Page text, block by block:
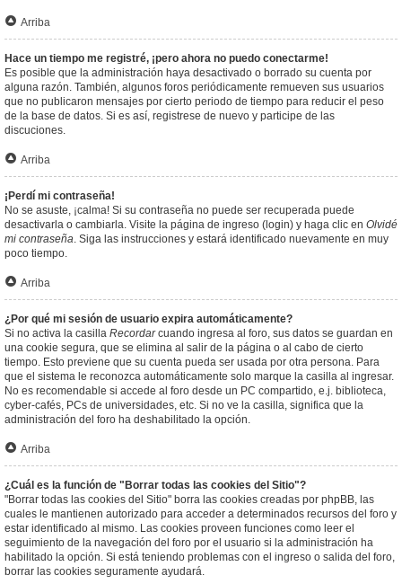
Arriba
Hace un tiempo me registré, ¡pero ahora no puedo conectarme!
Es posible que la administración haya desactivado o borrado su cuenta por
alguna razón. También, algunos foros periódicamente remueven sus usuarios
que no publicaron mensajes por cierto periodo de tiempo para reducir el peso
de la base de datos. Si es así, registrese de nuevo y participe de las
discuciones.
Arriba
¡Perdí mi contraseña!
No se asuste, ¡calma! Si su contraseña no puede ser recuperada puede
desactivarla o cambiarla. Visite la página de ingreso (login) y haga clic en Olvidé
mi contraseña. Siga las instrucciones y estará identificado nuevamente en muy
poco tiempo.
Arriba
¿Por qué mi sesión de usuario expira automáticamente?
Si no activa la casilla Recordarcuando ingresa al foro, sus datos se guardan en
una cookie segura, que se elimina al salir de la página o al cabo de cierto
tiempo. Esto previene que su cuenta pueda ser usada por otra persona. Para
que el sistema le reconozca automáticamente solo marque la casilla al ingresar.
No es recomendable si accede al foro desde un PC compartido, e.j. biblioteca,
cyber-cafés, PCs de universidades, etc. Si no ve la casilla, significa que la
administración del foro ha deshabilitado la opción.
Arriba
¿Cuál es la función de "Borrar todas las cookies del Sitio"?
"Borrar todas las cookies del Sitio" borra las cookies creadas por phpBB, las
cuales le mantienen autorizado para acceder a determinados recursos del foro y
estar identificado al mismo. Las cookies proveen funciones como leer el
seguimiento de la navegación del foro por el usuario si la administración ha
habilitado la opción. Si está teniendo problemas con el ingreso o salida del foro,
borrar las cookies seguramente ayudará.